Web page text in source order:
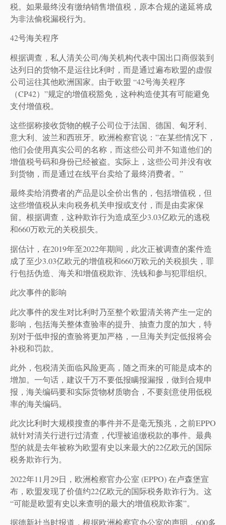
税。如果最终没有缴纳销售增值税，原本合规的递延将成
为非法偷税漏税行为。
42号海关程序
根据调查，私人清关公司/海关机构代表中国出口商假装到
达列日的货物不是运往比利时，而是通过遍布欧盟的虚假
公司运往其他欧洲国家。由于欧盟 “42号海关程序
（CP42）”规定的增值税豁免，这种构造使其有可能避免
支付增值税。
这些据称接收货物的幌子公司位于法国、德国、匈牙利、
意大利、波兰和西班牙。欧洲检察官说：”在某些情况下，
他们会使用真实公司的名称，而这些公司并不知道他们的
增值税号码和身份已经被盗。实际上，这些公司并没有收
到货物，而是通过在线平台卖给了最终消费者。”
最终卖给消费者的产品是以全价出售的，包括增值税，但
这些增值税从未向税务机关申报或支付，而是由卖家保
留。根据调查，这种欺诈行为造成至少3.03亿欧元的逃税
和660万欧元的关税损失。
据估计，在2019年至2022年期间，此次正被调查的案件造
成了至少3.03亿欧元的增值税和660万欧元的关税损失，罪
行包括伪造、海关和增值税欺诈、洗钱和参与犯罪组织。
此次事件的影响
此次事件的发生对比利时乃至整个欧盟清关将产生一定的
影响，包括海关整体查验率的提升、抽查力度的加大，特
别对于低申报的查验将更加严格，一旦海关判定低报将会
补税和罚款。
此外，包税清关面临风险更高，随之而来的可能是成本的
增加。一句话，建议千万不要低报瞒报漏报，做到合规申
报，海关编码要和实际货物材质吻合，不要刻意使用低税
率的海关编码。
此次比利时大规模搜查的事件并不是毫无预兆，之前EPPO
就针对清关行进行过清查，代理被追缴税款的事件。最典
型的就是去年被称为欧盟有史以来最大的22亿欧元的国际
税务欺诈行为。
2022年11月29日，欧洲检察官办公室 (EPPO) 在卢森堡宣
布，欧盟发现了价值约22亿欧元的国际税务欺诈行为。这
“可能是欧盟有史以来查明的最大的增值税欺诈案”。
据德新社当时报道，根据欧洲检察官办公室的声明，600多